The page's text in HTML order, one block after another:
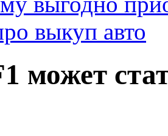
выкуп авто
может